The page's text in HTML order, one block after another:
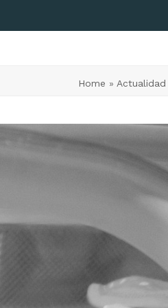
Home » Actualidad